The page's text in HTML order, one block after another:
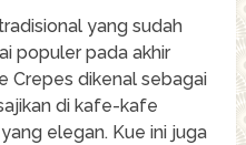
yang sudah
populer pada akhir
Crepes dikenal sebagai
di kafe-kafe
elegan. Kue ini juga